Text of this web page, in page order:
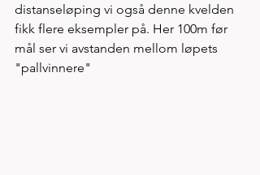
distanseløping vi også denne kvelden
fikk flere eksempler på. Her 100m før
mål ser vi avstanden mellom løpets
"pallvinnere"